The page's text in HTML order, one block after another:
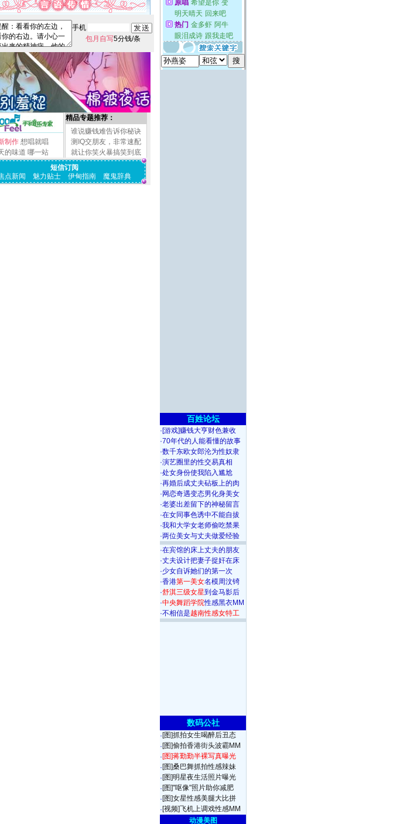
手机
包月自写5分钱/条
制作 想唱就唱
的味道 哪一站
精品专题推荐：
谁说赚钱难告诉你秘诀
测IQ交朋友，非常速配
就让你笑火暴搞笑到底
短信订阅
点新闻
魅力贴士 伊甸指南 魔鬼辞典
百姓论坛
· [游戏]赚钱大亨财色兼收
·70年代的人能看懂的故事
·数千东欧女郎沦为性奴隶
·演艺圈里的性交易真相
·处女身份使我陷入尴尬
·再婚后成丈夫砧板上的肉
· 网恋奇遇变态男化身美女
·老婆出差留下的神秘留言
·在女同事色诱中不能自拔
·我和大学女老师偷吃禁果
·两位美女与丈夫做爱经验
·在宾馆的床上丈夫的朋友
·丈夫设计把妻子捉奸在床
·少女自诉她们的第一次
·香港第一美女名模周汶锜
·舒淇三级女星到金马影后
·中央舞蹈学院性感黑衣MM
·不相信是越南性感女特工
数码公社
· [图]抓拍女生喝醉后丑态
· [图]偷拍香港街头波霸MM
·[图]蒋勤勤半裸写真曝光
· [图]桑巴舞抓拍性感辣妹
· [图]明星夜生活照片曝光
· [图]"呕像"照片助你减肥
· [图]女星性感美腿大比拼
· [视频]飞机上调戏性感MM
动漫美图